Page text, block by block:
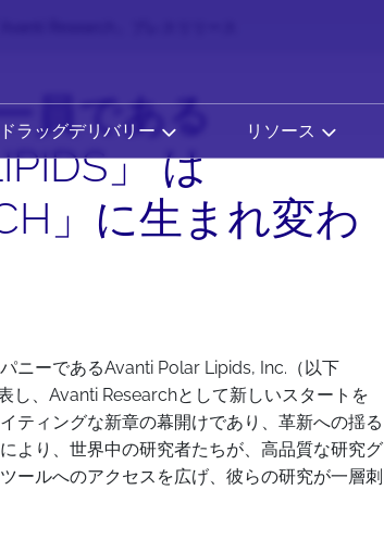
ドラッグデリバリー リソース
員である
」 は
」に生まれ変わ
ニーであるAvanti Polar Lipids, Inc.（以下
し、Avanti Researchとして新しいスタートを
ティングな新章の幕開けであり、革新への揺る
より、世界中の研究者たちが、高品質な研究グ
ールへのアクセスを広げ、彼らの研究が一層刺